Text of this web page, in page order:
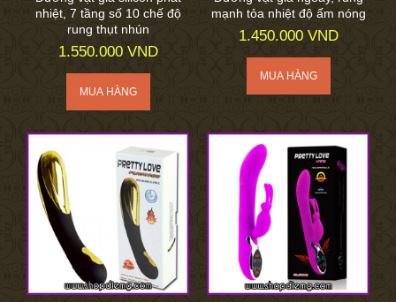
nhiệt, 7 tầng số 10 chế độ
rung thụt nhún
1.550.000 VND
mạnh tỏa nhiệt độ ấm nóng
1.450.000 VND